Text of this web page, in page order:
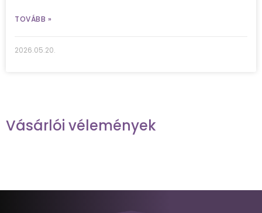
TOVÁBB »
2026.05.20.
Vásárlói vélemények